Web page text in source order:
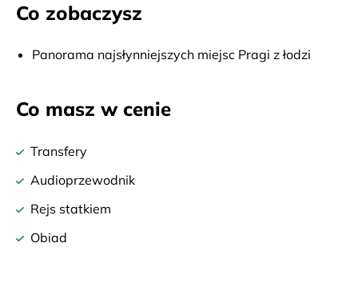
Co zobaczysz
Panorama najsłynniejszych miejsc Pragi z łodzi
Co masz w cenie
Transfery
Audioprzewodnik
Rejs statkiem
Obiad